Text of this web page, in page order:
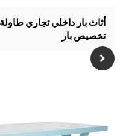
أثاث بار داخلي تجاري
تخصيص بار